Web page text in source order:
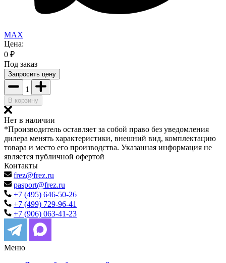
MAX
Цена:
0 ₽
Под заказ
Запросить цену
1
В корзину
Нет в наличии
*Производитель оставляет за собой право без уведомления
дилера менять характеристики, внешний вид, комплектацию
товара и место его производства. Указанная информация не
является публичной офертой
Контакты
frez@frez.ru
pasport@frez.ru
+7 (495) 646-50-26
+7 (499) 729-96-41
+7 (906) 063-41-23
Меню